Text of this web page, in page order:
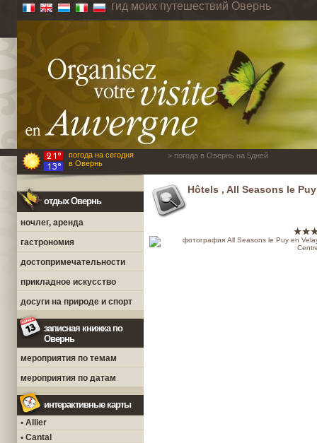
гид моих путешествий Овернь
погода на сегодня
в Овернь
> погода в Овернь на 5дней
отдых Овернь
ночлег, аренда
гастрономия
достопримечательности
прикладное искусство
досуги на природе и спорт
записная книжка по
Овернь
мероприятия по темам
мероприятия по датам
интерактивные карты
• Allier
• Cantal
Hôtels , All Seasons le